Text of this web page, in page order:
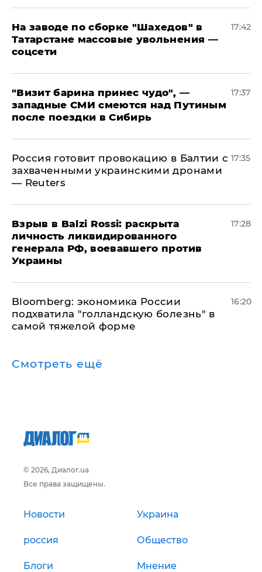
На заводе по сборке "Шахедов" в
Татарстане массовые увольнения —
соцсети
17:42
"Визит барина принес чудо", —
западные СМИ смеются над Путиным
после поездки в Сибирь
17:37
​Россия готовит провокацию в Балтии с
захваченными украинскими дронами
— Reuters
17:35
​Взрыв в Balzi Rossi: раскрыта
личность ликвидированного
генерала РФ, воевавшего против
Украины
17:28
Bloomberg: экономика России
подхватила "голландскую болезнь" в
самой тяжелой форме
16:20
Смотреть ещё
© 2026, Диалог.ua
Все права защищены.
Новости Украина
россия Общество
Блоги Мнение